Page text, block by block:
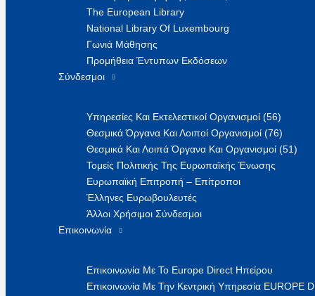
The European Library
National Library Of Luxembourg
Γωνιά Μάθησης
Προμήθεια Έντυπων Εκδόσεων
Σύνδεσμοι
Υπηρεσίες Και Εκτελεστικοί Οργανισμοί (56)
Θεσμικά Όργανα Και Λοιποί Οργανισμοί (76)
Θεσμικά Και Λοιπά Όργανα Και Οργανισμοί (51)
Τομείς Πολιτικής Της Ευρωπαϊκής Ένωσης
Ευρωπαϊκή Επιτροπή – Επίτροποι
Έλληνες Ευρωβουλευτές
Άλλοι Χρήσιμοι Σύνδεσμοι
Επικοινωνία
Επικοινωνία Με Το Europe Direct Ηπείρου
Επικοινωνία Με Την Κεντρική Υπηρεσία EUROPE